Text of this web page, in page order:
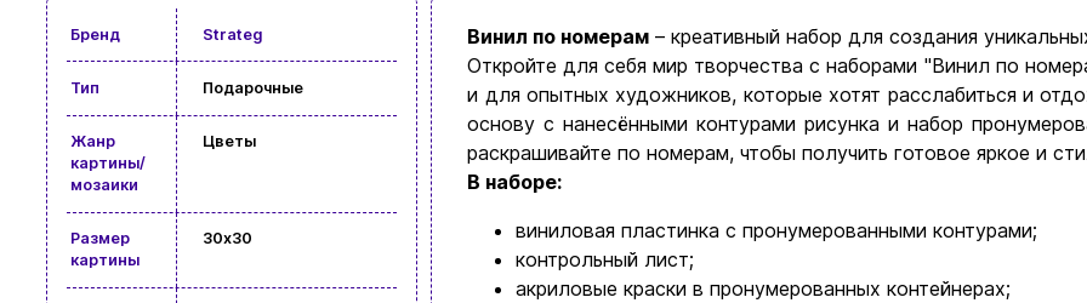
Бренд Strateg
Тип Подарочные
Жанр
картины/
мозаики
Цветы
Размер
картины
30x30
Винил по номерам – креативный набор для создания
Откройте для себя мир творчества с наборами "Винил по
и для опытных художников, которые хотят расслабиться и
основу с нанесёнными контурами рисунка и набор
раскрашивайте по номерам, чтобы получить готовое яркое и
В наборе:
виниловая пластинка с пронумерованными контурами;
контрольный лист;
акриловые краски в пронумерованных контейнерах;
Регистрация